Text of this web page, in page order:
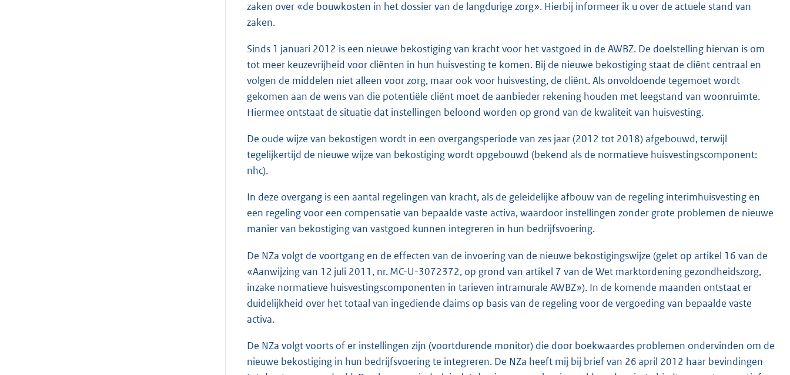
4
K
zaken over «de bouwkosten in het dossier van de langdurige zorg». Hierbij informeer ik u over de actuele stand van
zaken.
Sinds 1 januari 2012 is een nieuwe bekostiging van kracht voor het vastgoed in de AWBZ. De doelstelling hiervan is om
tot meer keuzevrijheid voor cliënten in hun huisvesting te komen. Bij de nieuwe bekostiging staat de cliënt centraal en
volgen de middelen niet alleen voor zorg, maar ook voor huisvesting, de cliënt. Als onvoldoende tegemoet wordt
gekomen aan de wens van die potentiële cliënt moet de aanbieder rekening houden met leegstand van woonruimte.
Hiermee ontstaat de situatie dat instellingen beloond worden op grond van de kwaliteit van huisvesting.
De oude wijze van bekostigen wordt in een overgangsperiode van zes jaar (2012 tot 2018) afgebouwd, terwijl
tegelijkertijd de nieuwe wijze van bekostiging wordt opgebouwd (bekend als de normatieve huisvestingscomponent:
nhc).
In deze overgang is een aantal regelingen van kracht, als de geleidelijke afbouw van de regeling interimhuisvesting en
een regeling voor een compensatie van bepaalde vaste activa, waardoor instellingen zonder grote problemen de nieuwe
manier van bekostiging van vastgoed kunnen integreren in hun bedrijfsvoering.
De NZa volgt de voortgang en de effecten van de invoering van de nieuwe bekostigingswijze (gelet op artikel 16 van de
«Aanwijzing van 12 juli 2011, nr. MC-U-3072372, op grond van artikel 7 van de Wet marktordening gezondheidszorg,
inzake normatieve huisvestingscomponenten in tarieven intramurale AWBZ»). In de komende maanden ontstaat er
duidelijkheid over het totaal van ingediende claims op basis van de regeling voor de vergoeding van bepaalde vaste
activa.
De NZa volgt voorts of er instellingen zijn (voortdurende monitor) die door boekwaardes problemen ondervinden om de
nieuwe bekostiging in hun bedrijfsvoering te integreren. De NZa heeft mij bij brief van 26 april 2012 haar bevindingen